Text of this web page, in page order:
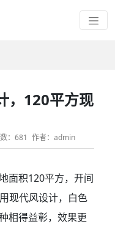
，120平方现
：681 作者：admin
面积120平方，开间
现代风设计，白色
相得益彰，效果更